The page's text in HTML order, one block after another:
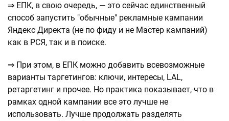
⇒ ЕПК, в свою очередь, — это сейчас единственный
способ запустить "обычные" рекламные кампании
Яндекс Директа (не по фиду и не Мастер кампаний)
как в РСЯ, так и в поиске.
⇒ При этом, в ЕПК можно добавить всевозможные
варианты таргетингов: ключи, интересы, LAL,
ретаргетинг и прочее. Но практика показывает, что в
рамках одной кампании все это лучше не
использовать. Лучше продолжать разделять